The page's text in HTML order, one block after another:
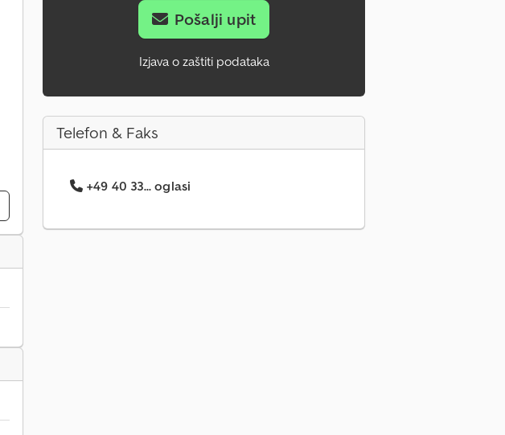
Pošalji upit
Izjava o zaštiti podataka
Telefon & Faks
+49 40 33... oglasi